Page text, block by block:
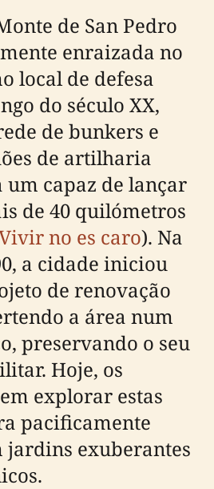
de San Pedro
enraizada no
local de defesa
do século XX,
de bunkers e
de artilharia
capaz de lançar
de 40 quilómetros
no es caro). Na
a cidade iniciou
de renovação
a área num
preservando o seu
Hoje, os
explorar estas
pacificamente
jardins exuberantes